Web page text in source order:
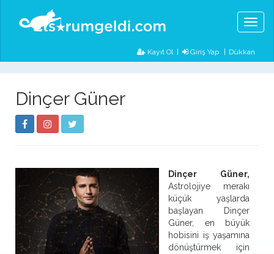
Kayıt Ol| Giriş Yap Dükkan
Dinçer Güner
Dinçer Güner,
Astrolojiye merakı
küçük yaşlarda
başlayan Dinçer
Güner, en büyük
hobisini iş yaşamına
dönüştürmek için